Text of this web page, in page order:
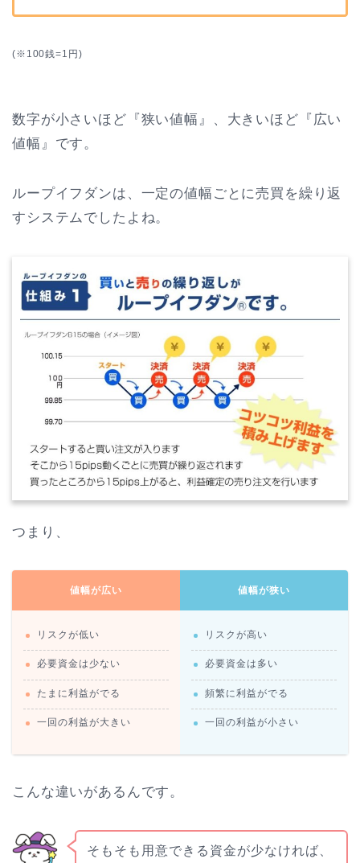
(※100銭=1円)
数字が小さいほど『狭い値幅』、大きいほど『広い
値幅』です。
ループイフダンは、一定の値幅ごとに売買を繰り返
すシステムでしたよね。
つまり、
値幅が広い
リスクが低い
必要資金は少ない
たまに利益がでる
一回の利益が大きい
値幅が狭い
リスクが高い
必要資金は多い
頻繁に利益がでる
一回の利益が小さい
こんな違いがあるんです。
そもそも用意できる資金が少なければ、